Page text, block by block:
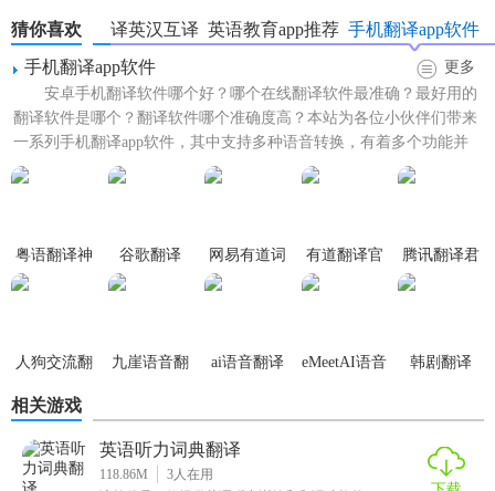
指版
场最新版
猜你喜欢 手机翻译app软件
英语教育app推荐
翻译英汉互译
手机翻译app软件
更多
安卓手机翻译软件哪个好？哪个在线翻译软件最准确？最好用的
翻译软件是哪个？翻译软件哪个准确度高？本站为各位小伙伴们带来
一系列手机翻译app软件，其中支持多种语音转换，有着多个功能并
且适用多个场景，翻译的...
粤语翻译神
谷歌翻译
(GoogleTranslate)
网易有道词
有道翻译官
腾讯翻译君
人狗交流翻
九崖语音翻
ai语音翻译
eMeetAI语音
韩剧翻译
相关游戏
英语听力词典翻译
118.86M 3人在用